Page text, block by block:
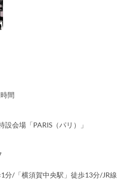
間
会場「PARIS（パリ）」
分/「横須賀中央駅」徒歩13分/JR線